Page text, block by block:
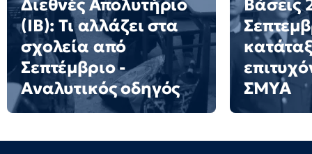
Διεθνές Απολυτήριο
(IB): Τι αλλάζει στα
σχολεία από
Σεπτέμβριο -
Αναλυτικός οδηγός
Βάσεις
ΣΜΥΑ